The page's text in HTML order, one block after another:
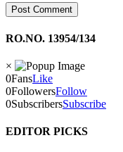
RO.NO. 13954/134
×
0FansLike
0FollowersFollow
0SubscribersSubscribe
EDITOR PICKS